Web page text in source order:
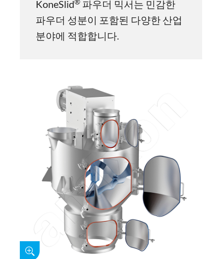
KoneSlid
파우더 믹서는 민감한
파우더 성분이 포함된 다양한 산업
분야에 적합합니다.